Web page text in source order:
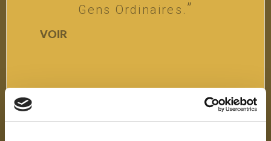
Gens Ordinaires.
VOIR